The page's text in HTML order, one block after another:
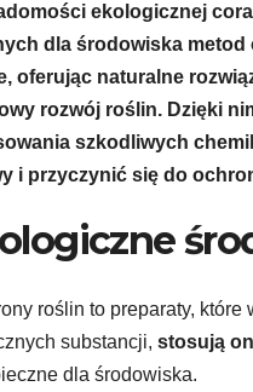
ekologicznej
dla środowiska
oferując naturalne
rozwój roślin. Dzięki
szkodliwych
i przyczynić się do
roślin to preparaty,
substancji, stosują
dla środowiska.